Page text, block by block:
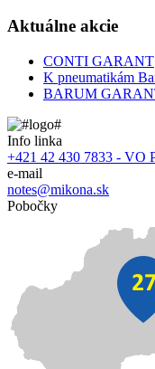
Aktuálne akcie
CONTI GARANT
K pneumatikám
BARUM
Info linka
+421 42 430 7833 - VO
e-mail
notes@mikona.sk
Pobočky